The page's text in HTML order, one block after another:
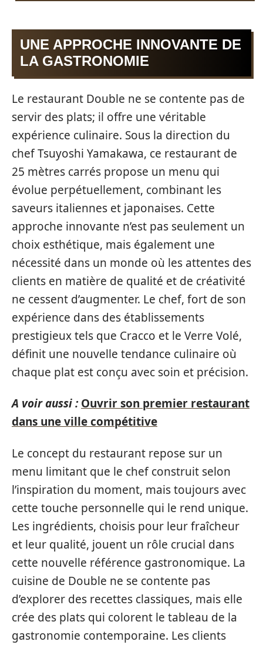
UNE APPROCHE INNOVANTE DE
LA GASTRONOMIE
Le restaurant Double ne se contente pas de
servir des plats; il offre une véritable
expérience culinaire. Sous la direction du
chef Tsuyoshi Yamakawa, ce restaurant de
25 mètres carrés propose un menu qui
évolue perpétuellement, combinant les
saveurs italiennes et japonaises. Cette
approche innovante n’est pas seulement un
choix esthétique, mais également une
nécessité dans un monde où les attentes des
clients en matière de qualité et de créativité
ne cessent d’augmenter. Le chef, fort de son
expérience dans des établissements
prestigieux tels que Cracco et le Verre Volé,
définit une nouvelle tendance culinaire où
chaque plat est conçu avec soin et précision.
A voir aussi : Ouvrir son premier restaurant
dans une ville compétitive
Le concept du restaurant repose sur un
menu limitant que le chef construit selon
l’inspiration du moment, mais toujours avec
cette touche personnelle qui le rend unique.
Les ingrédients, choisis pour leur fraîcheur
et leur qualité, jouent un rôle crucial dans
cette nouvelle référence gastronomique. La
cuisine de Double ne se contente pas
d’explorer des recettes classiques, mais elle
crée des plats qui colorent le tableau de la
gastronomie contemporaine. Les clients